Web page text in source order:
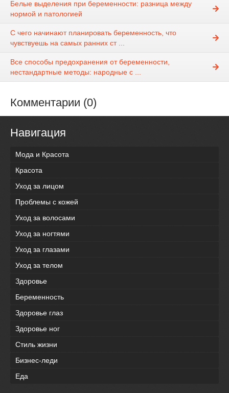
Белые выделения при беременности: разница между
нормой и патологией
С чего начинают планировать беременность, что
чувствуешь на самых ранних ст ...
Все способы предохранения от беременности,
нестандартные методы: народные с ...
Комментарии (0)
Навигация
Мода и Красота
Красота
Уход за лицом
Проблемы с кожей
Уход за волосами
Уход за ногтями
Уход за глазами
Уход за телом
Здоровье
Беременность
Здоровье глаз
Здоровье ног
Стиль жизни
Бизнес-леди
Еда